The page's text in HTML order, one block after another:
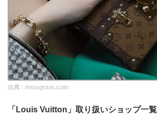
出典 : instagram.com
「Louis Vuitton」取り扱いショップ一